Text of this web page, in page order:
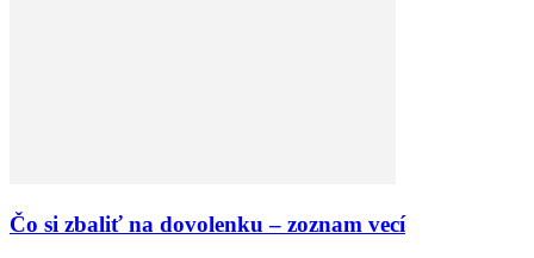
Čo si zbaliť na dovolenku – zoznam vecí